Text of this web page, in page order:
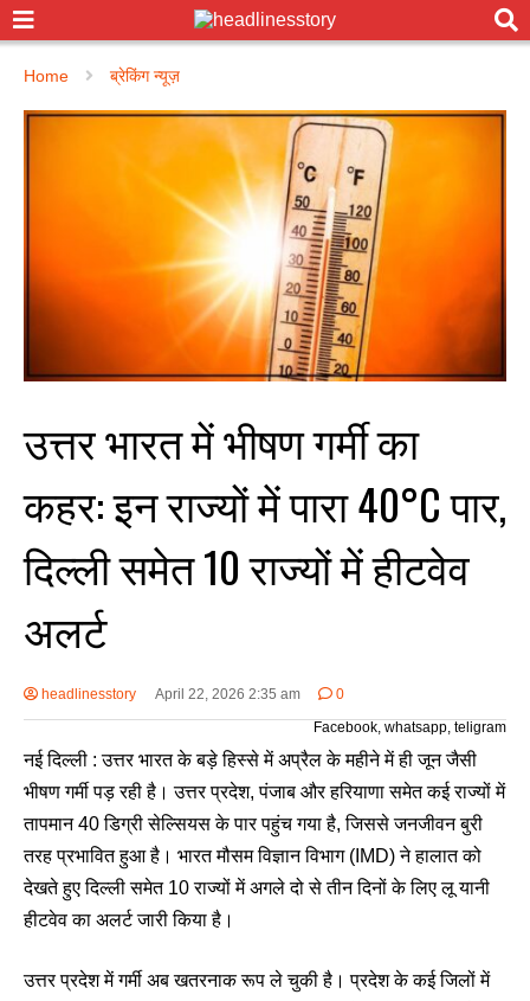
Home ब्रेकिंग न्यूज़
उत्तर भारत में भीषण गर्मी का
कहर: इन राज्यों में पारा 40°C पार,
दिल्ली समेत 10 राज्यों में हीटवेव
अलर्ट
headlinesstory April 22, 2026 2:35 am
0
Facebook, whatsapp, teligram
नई दिल्ली : उत्तर भारत के बड़े हिस्से में अप्रैल के महीने में ही जून जैसी
भीषण गर्मी पड़ रही है। उत्तर प्रदेश, पंजाब और हरियाणा समेत कई राज्यों में
तापमान 40 डिग्री सेल्सियस के पार पहुंच गया है, जिससे जनजीवन बुरी
तरह प्रभावित हुआ है। भारत मौसम विज्ञान विभाग (IMD) ने हालात को
देखते हुए दिल्ली समेत 10 राज्यों में अगले दो से तीन दिनों के लिए लू यानी
हीटवेव का अलर्ट जारी किया है।
उत्तर प्रदेश में गर्मी अब खतरनाक रूप ले चुकी है। प्रदेश के कई जिलों में